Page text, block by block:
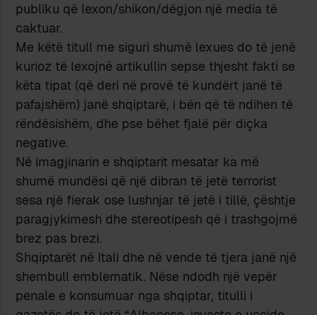
publiku që lexon/shikon/dëgjon një media të
caktuar.
Me këtë titull me siguri shumë lexues do të jenë
kurioz të lexojnë artikullin sepse thjesht fakti se
këta tipat (që deri në provë të kundërt janë të
pafajshëm) janë shqiptarë, i bën që të ndihen të
rëndësishëm, dhe pse bëhet fjalë për diçka
negative.
Në imagjinarin e shqiptarit mesatar ka më
shumë mundësi që një dibran të jetë terrorist
sesa një fierak ose lushnjar të jetë i tillë, çështje
paragjykimesh dhe stereotipesh që i trashgojmë
brez pas brezi.
Shqiptarët në Itali dhe në vende të tjera janë një
shembull emblematik. Nëse ndodh një vepër
penale e konsumuar nga shqiptar, titulli i